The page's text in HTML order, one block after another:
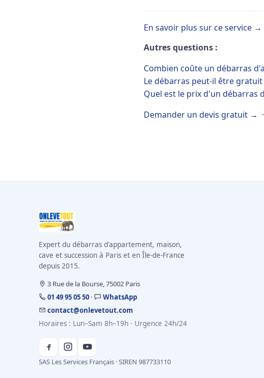
En savoir plus sur ce service →
Autres questions :
Combien coûte un débarras
Le débarras peut-il être gratuit
Quel est le prix d'un débarras
Demander un devis gratuit →
Expert du débarras d'appartement, maison,
cave et succession à Paris et en Île-de-France
depuis 2015.
3 Rue de la Bourse, 75002 Paris
01 49 95 05 50 ·
WhatsApp
contact@onlevetout.com
Horaires : Lun–Sam 8h–19h · Urgence 24h/24
SAS Les Services Français · SIREN 987733110